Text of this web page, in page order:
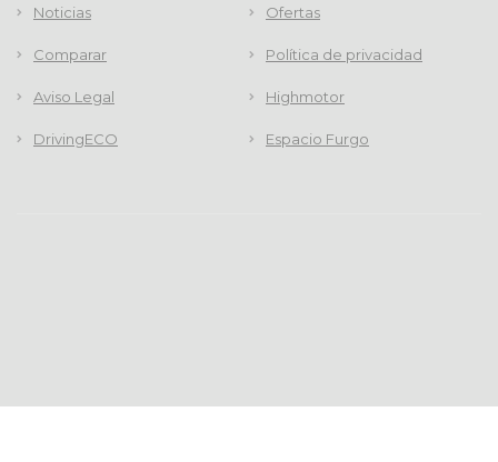
Noticias Ofertas
Comparar Política de privacidad
Aviso Legal Highmotor
DrivingECO Espacio Furgo